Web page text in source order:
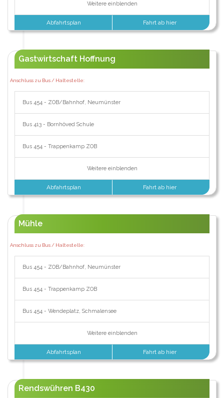
Weitere einblenden
Abfahrtsplan Fahrt ab hier
Gastwirtschaft Hoffnung
Anschluss zu Bus / Haltestelle:
Bus 454 - ZOB/Bahnhof, Neumünster
Bus 413 - Bornhöved Schule
Bus 454 - Trappenkamp ZOB
Weitere einblenden
Abfahrtsplan Fahrt ab hier
Mühle
Anschluss zu Bus / Haltestelle:
Bus 454 - ZOB/Bahnhof, Neumünster
Bus 454 - Trappenkamp ZOB
Bus 454 - Wendeplatz, Schmalensee
Weitere einblenden
Abfahrtsplan Fahrt ab hier
Rendswühren B430